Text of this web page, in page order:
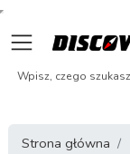
Strona główna